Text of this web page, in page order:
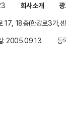
회사소개
17, 18층(한강로3가,
: 2005.09.13 등